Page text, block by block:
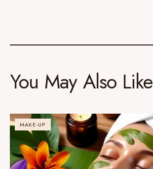
You May Also Like
MAKE-UP